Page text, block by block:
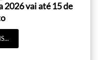
2026 vai até 15 de